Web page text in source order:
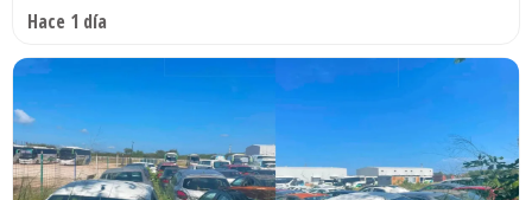
Hace 1 día